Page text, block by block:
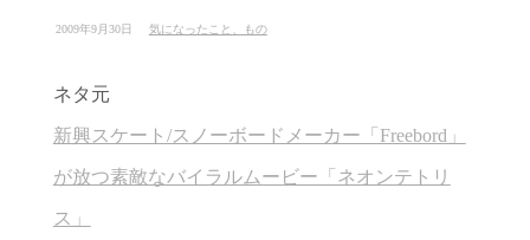
2009年9月30日 気になったこと、もの
ネタ元
新興スケート/スノーボードメーカー「Freebord」
が放つ素敵なバイラルムービー「ネオンテトリ
ス」